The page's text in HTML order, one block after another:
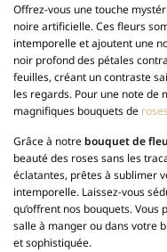
Offrez-vous une touche
noire artificielle. Ces fleurs
intemporelle et ajoutent une
noir profond des pétales
feuilles, créant un contraste
les regards. Pour une note de
magnifiques bouquets de
Grâce à notre bouquet de
beauté des roses sans les
éclatantes, prêtes à sublimer
intemporelle. Laissez-vous
qu’offrent nos bouquets.
salle à manger ou dans votre
et sophistiquée.